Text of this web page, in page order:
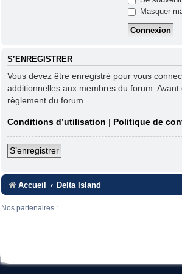
Masquer
S’ENREGISTRER
Vous devez être enregistré pour vous
additionnelles aux membres du forum.
règlement du forum.
Conditions d’utilisation | Politique de
S’enregistrer
Accueil Delta Island
Nos partenaires :